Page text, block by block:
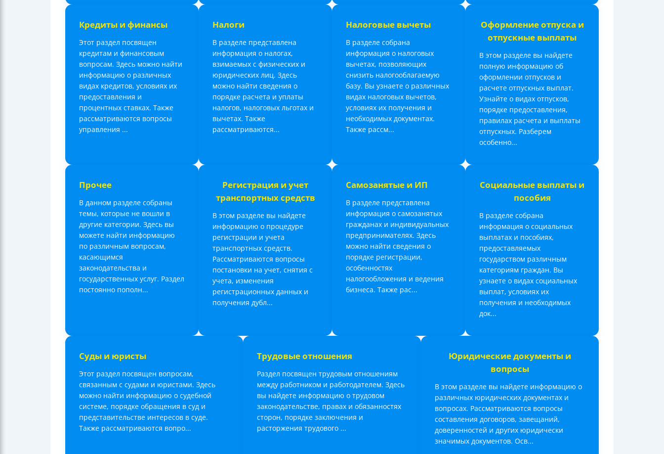
Кредиты и финансы
Этот раздел посвящен
кредитам и финансовым
вопросам. Здесь можно найти
информацию о различных
видах кредитов, условиях их
предоставления и
процентных ставках. Также
рассматриваются вопросы
управления ...
Налоги
В разделе представлена
информация о налогах,
взимаемых с физических и
юридических лиц. Здесь
можно найти сведения о
порядке расчета и уплаты
налогов, налоговых льготах и
вычетах. Также
рассматриваются...
Налоговые вычеты
В разделе собрана
информация о налоговых
вычетах, позволяющих
снизить налогооблагаемую
базу. Вы узнаете о различных
видах налоговых вычетов,
условиях их получения и
необходимых документах.
Также рассм...
Оформление отпуска и
отпускные выплаты
В этом разделе вы найдете
полную информацию об
оформлении отпусков и
расчете отпускных выплат.
Узнайте о видах отпусков,
порядке предоставления,
правилах расчета и выплаты
отпускных. Разберем
особенно...
Прочее
В данном разделе собраны
темы, которые не вошли в
другие категории. Здесь вы
можете найти информацию
по различным вопросам,
касающимся
законодательства и
государственных услуг. Раздел
постоянно пополн...
Регистрация и учет
транспортных средств
В этом разделе вы найдете
информацию о процедуре
регистрации и учета
транспортных средств.
Рассматриваются вопросы
постановки на учет, снятия с
учета, изменения
регистрационных данных и
получения дубл...
Самозанятые и ИП
В разделе представлена
информация о самозанятых
гражданах и индивидуальных
предпринимателях. Здесь
можно найти сведения о
порядке регистрации,
особенностях
налогообложения и ведения
бизнеса. Также рас...
Социальные выплаты и
пособия
В разделе собрана
информация о социальных
выплатах и пособиях,
предоставляемых
государством различным
категориям граждан. Вы
узнаете о видах социальных
выплат, условиях их
получения и необходимых
док...
Суды и юристы
Этот раздел посвящен вопросам,
связанным с судами и юристами. Здесь
можно найти информацию о судебной
системе, порядке обращения в суд и
представительстве интересов в суде.
Также рассматриваются вопро...
Трудовые отношения
Раздел посвящен трудовым отношениям
между работником и работодателем. Здесь
вы найдете информацию о трудовом
законодательстве, правах и обязанностях
сторон, порядке заключения и
расторжения трудового ...
Юридические документы и
вопросы
В этом разделе вы найдете информацию о
различных юридических документах и
вопросах. Рассматриваются вопросы
составления договоров, завещаний,
доверенностей и других юридически
значимых документов. Осв...